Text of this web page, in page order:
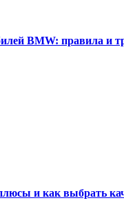
BMW: правила и
и как выбрать